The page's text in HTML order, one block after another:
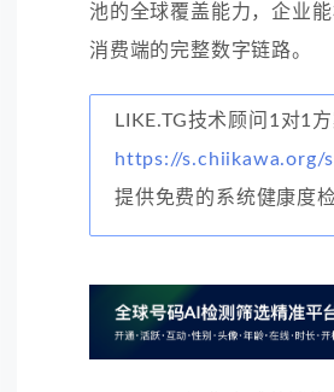
池的全球覆盖能力，企业
消费端的完整数字链路。
LIKE.TG技术顾问1对1
https://s.chiikawa.org/
提供免费的系统健康度